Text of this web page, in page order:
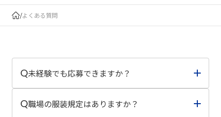
/よくある質問
Q未経験でも応募できますか？
A当社には未経験から活躍する社員も多数おりますので
Q職場の服装規定はありますか？